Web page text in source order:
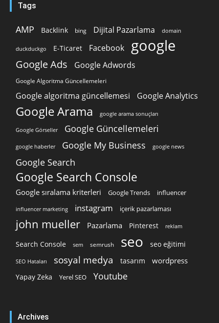
Tags
AMP Backlink bing Dijital Pazarlama domain
duckduckgo E-Ticaret Facebook google
Google Ads Google Adwords
Google Algoritma Güncellemeleri
Google algoritma güncellemesi Google Analytics
Google Arama google arama sonuçları
Google Görseller Google Güncellemeleri
google haberler Google My Business google news
Google Search
Google Search Console
Google sıralama kriterleri Google Trends influencer
influencer marketing instagram içerik pazarlaması
john mueller Pazarlama Pinterest reklam
Search Console sem semrush seo seo eğitimi
SEO Hataları sosyal medya tasarım wordpress
Yapay Zeka Yerel SEO Youtube
Archives